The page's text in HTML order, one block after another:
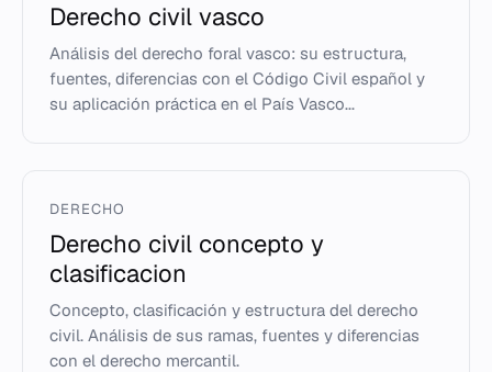
Derecho civil vasco
Análisis del derecho foral vasco: su estructura,
fuentes, diferencias con el Código Civil español y
su aplicación práctica en el País Vasco...
DERECHO
Derecho civil concepto y
clasificacion
Concepto, clasificación y estructura del derecho
civil. Análisis de sus ramas, fuentes y diferencias
con el derecho mercantil.